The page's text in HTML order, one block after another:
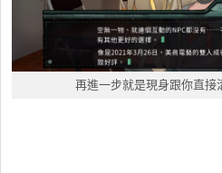
再進一步就是現身跟你直接